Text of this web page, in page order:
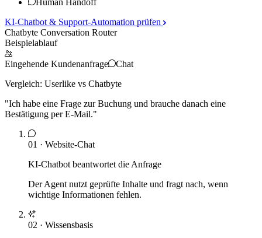
KI-Chatbot & Support-Automation prüfen
Chatbyte Conversation Router
Beispielablauf
Eingehende Kundenanfrage
Chat
Vergleich: Userlike vs Chatbyte
"Ich habe eine Frage zur Buchung und brauche danach eine
Bestätigung per E-Mail."
01 · Website-Chat
KI-Chatbot beantwortet die Anfrage
Der Agent nutzt geprüfte Inhalte und fragt nach, wenn
wichtige Informationen fehlen.
02 · Wissensbasis